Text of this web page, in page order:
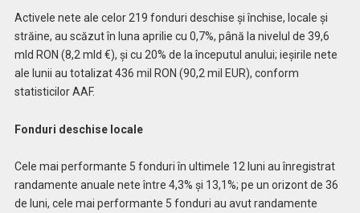
Activele nete ale celor 219 fonduri deschise și închise, locale și
străine, au scăzut în luna aprilie cu 0,7%, până la nivelul de 39,6
mld RON (8,2 mld €), și cu 20% de la începutul anului; ieșirile nete
ale lunii au totalizat 436 mil RON (90,2 mil EUR), conform
statisticilor AAF.
Fonduri deschise locale
Cele mai performante 5 fonduri în ultimele 12 luni au înregistrat
randamente anuale nete între 4,3% și 13,1%; pe un orizont de 36
de luni, cele mai performante 5 fonduri au avut randamente